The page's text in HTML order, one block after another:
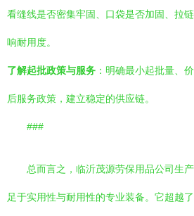
看缝线是否密集牢固、口袋是否加固、拉
响耐用度。
了解起批政策与服务 ：明确最小起批量、
后服务政策，建立稳定的供应链。
###
总而言之，临沂茂源劳保用品公司生
足于实用性与耐用性的专业装备。它超越